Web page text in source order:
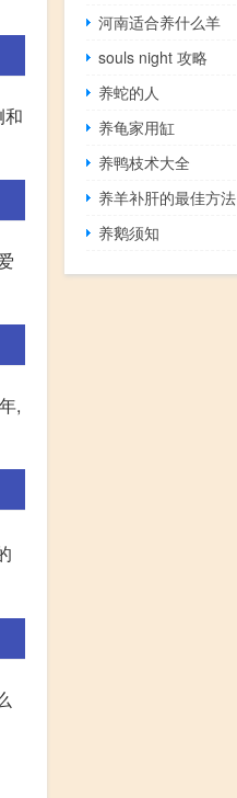
和
,
河南适合养什么羊
souls night 攻略
养蛇的人
养龟家用缸
养鸭枝术大全
养羊补肝的最佳方法
养鹅须知